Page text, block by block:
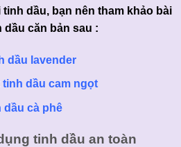
dầu, bạn nên tham khảo bài
dầu căn bản sau :
dầu lavender
tinh dầu cam ngọt
dầu cà phê
tinh dầu an toàn